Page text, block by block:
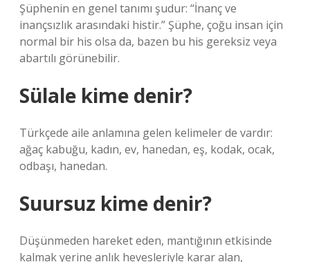
Şüphenin en genel tanımı şudur: “İnanç ve
inançsızlık arasındaki histir.” Şüphe, çoğu insan için
normal bir his olsa da, bazen bu his gereksiz veya
abartılı görünebilir.
Sülale kime denir?
Türkçede aile anlamına gelen kelimeler de vardır:
ağaç kabuğu, kadın, ev, hanedan, eş, kodak, ocak,
odbaşı, hanedan.
Suursuz kime denir?
Düşünmeden hareket eden, mantığının etkisinde
kalmak yerine anlık hevesleriyle karar alan,